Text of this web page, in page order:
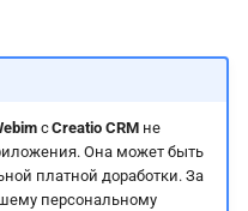
сCreatio CRMне
Она может быть
платной доработки. За
персональному